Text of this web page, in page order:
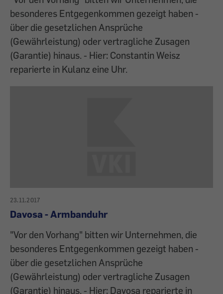
besonderes Entgegenkommen gezeigt haben -
über die gesetzlichen Ansprüche
(Gewährleistung) oder vertragliche Zusagen
(Garantie) hinaus. - Hier: Constantin Weisz
reparierte in Kulanz eine Uhr.
23.11.2017
Davosa - Armbanduhr
"Vor den Vorhang" bitten wir Unternehmen, die
besonderes Entgegenkommen gezeigt haben -
über die gesetzlichen Ansprüche
(Gewährleistung) oder vertragliche Zusagen
(Garantie) hinaus. - Hier: Davosa reparierte in